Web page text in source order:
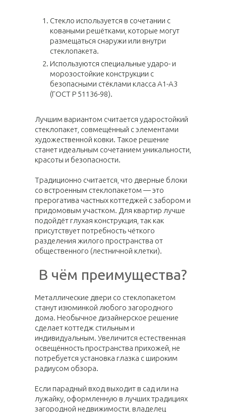
Стекло используется в сочетании с
коваными решётками, которые могут
размещаться снаружи или внутри
стеклопакета.
Используются специальные ударо- и
морозостойкие конструкции с
безопасными стёклами класса А1-А3
(ГОСТ Р 51136-98).
Лучшим вариантом считается ударостойкий
стеклопакет, совмещённый с элементами
художественной ковки. Такое решение
станет идеальным сочетанием уникальности,
красоты и безопасности.
Традиционно считается, что дверные блоки
со встроенным стеклопакетом — это
прерогатива частных коттеджей с забором и
придомовым участком. Для квартир лучше
подойдёт глухая конструкция, так как
присутствует потребность чёткого
разделения жилого пространства от
общественного (лестничной клетки).
В чём преимущества?
Металлические двери со стеклопакетом
станут изюминкой любого загородного
дома. Необычное дизайнерское решение
сделает коттедж стильным и
индивидуальным. Увеличится естественная
освещённость пространства прихожей, не
потребуется установка глазка с широким
радиусом обзора.
Если парадный вход выходит в сад или на
лужайку, оформленную в лучших традициях
загородной недвижимости, владелец